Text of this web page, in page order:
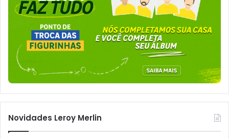
Novidades Leroy Merlin